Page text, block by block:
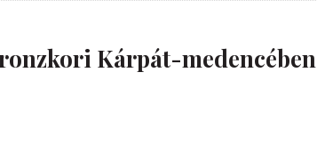
Kárpát-medencében